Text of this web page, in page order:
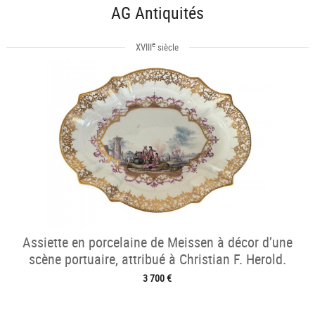
AG Antiquités
XVIIIe siècle
Assiette en porcelaine de Meissen à décor d’une
scène portuaire, attribué à Christian F. Herold.
3 700 €